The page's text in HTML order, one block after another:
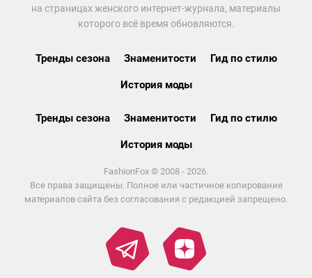
на страницах женского интернет-журнала, материалы
которого всё время обновляются.
Тренды сезона Знаменитости Гид по стилю
История моды
Тренды сезона Знаменитости Гид по стилю
История моды
FashionFox © 2008 - 2026.
Все права защищены. Полное или частичное копирование
материалов сайта без согласования с редакцией запрещено.